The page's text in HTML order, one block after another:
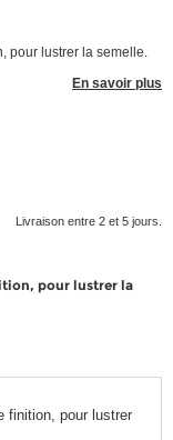
pour lustrer la semelle.
En savoir plus
Livraison entre 2 et 5 jours.
pour lustrer la
finition, pour lustrer